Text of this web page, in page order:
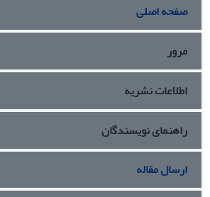
صفحه اصلی
مرور
اطلاعات نشریه
راهنمای نویسندگان
ارسال مقاله